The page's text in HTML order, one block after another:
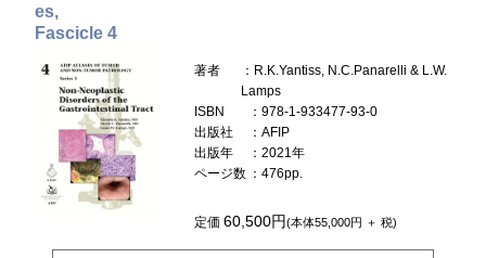
es,
Fascicle 4
著者
：R.K.Yantiss, N.C.Panarelli & L.W.
Lamps
ISBN
：978-1-933477-93-0
出版社
：AFIP
出版年
：2021年
ページ数 ：476pp.
定価60,500円(本体55,000円 ＋ 税)